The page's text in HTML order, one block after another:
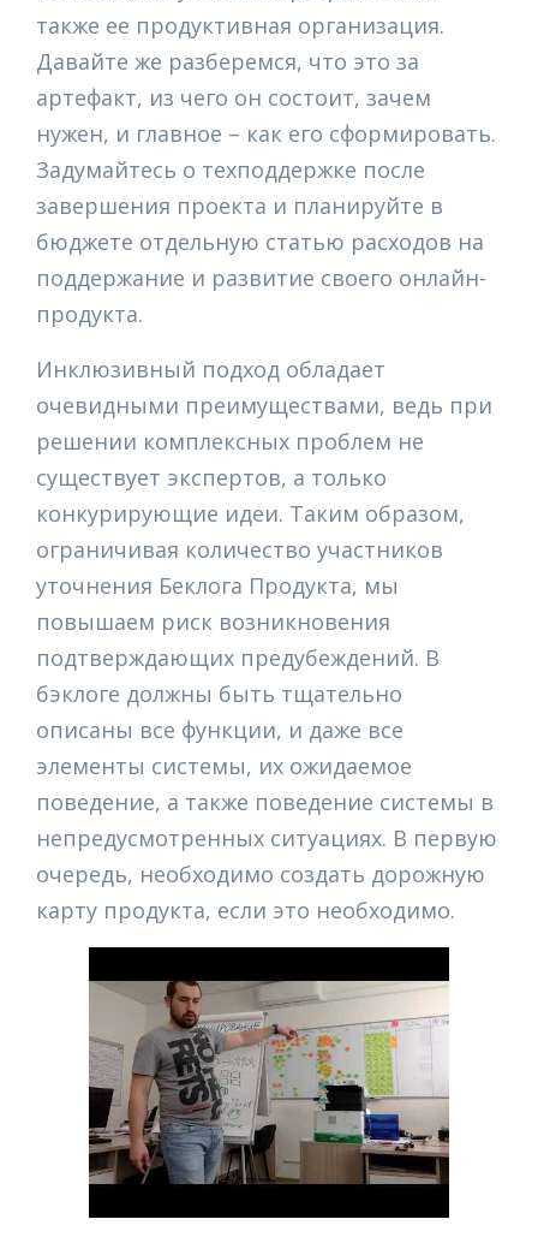
также ее продуктивная организация.
Давайте же разберемся, что это за
артефакт, из чего он состоит, зачем
нужен, и главное – как его сформировать.
Задумайтесь о техподдержке после
завершения проекта и планируйте в
бюджете отдельную статью расходов на
поддержание и развитие своего онлайн-
продукта.
Инклюзивный подход обладает
очевидными преимуществами, ведь при
решении комплексных проблем не
существует экспертов, а только
конкурирующие идеи. Таким образом,
ограничивая количество участников
уточнения Беклога Продукта, мы
повышаем риск возникновения
подтверждающих предубеждений. В
бэклоге должны быть тщательно
описаны все функции, и даже все
элементы системы, их ожидаемое
поведение, а также поведение системы в
непредусмотренных ситуациях. В первую
очередь, необходимо создать дорожную
карту продукта, если это необходимо.